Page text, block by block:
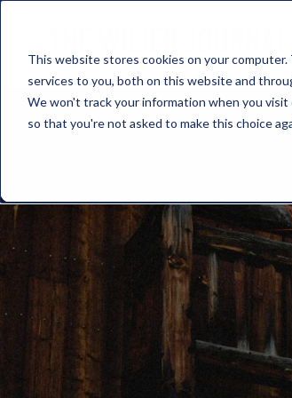
This website stores cookies on your
services to you, both on this website and
We won't track your information when you
so that you're not asked to make this choice